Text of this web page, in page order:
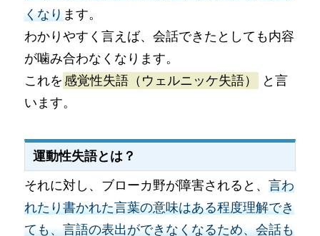
くなり ます。
わかりやすく言えば、会話できたとしても内容
が噛み合わなくなります。
これを 感覚性失語（ウェルニッケ失語）
と言
います。
運動性失語とは？
それに対し、ブローカ野が障害されると、言わ
れたり書かれた言葉の意味はある程度理解でき
ても、言語の表出ができなくなるため、会話も